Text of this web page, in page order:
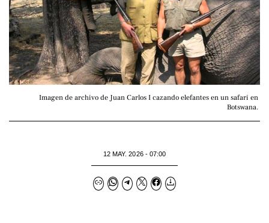
Imagen de archivo de Juan Carlos I cazando elefantes en un safari en
Botswana.
12 MAY. 2026 - 07:00